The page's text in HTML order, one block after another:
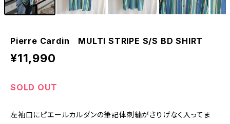
Pierre Cardin MULTI STRIPE S/S BD SHIRT
¥11,990
SOLD OUT
左袖口にピエールカルダンの筆記体刺繍がさりげなく入ってま